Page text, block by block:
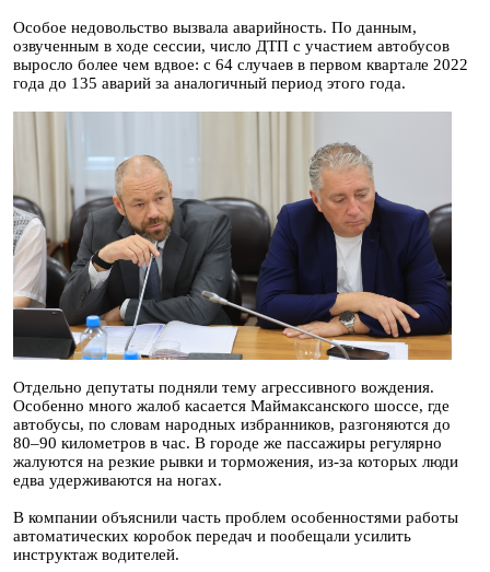
Особое недовольство вызвала аварийность. По данным,
озвученным в ходе сессии, число ДТП с участием автобусов
выросло более чем вдвое: с 64 случаев в первом квартале 2022
года до 135 аварий за аналогичный период этого года.
Отдельно депутаты подняли тему агрессивного вождения.
Особенно много жалоб касается Маймаксанского шоссе, где
автобусы, по словам народных избранников, разгоняются до
80–90 километров в час. В городе же пассажиры регулярно
жалуются на резкие рывки и торможения, из-за которых люди
едва удерживаются на ногах.
В компании объяснили часть проблем особенностями работы
автоматических коробок передач и пообещали усилить
инструктаж водителей.